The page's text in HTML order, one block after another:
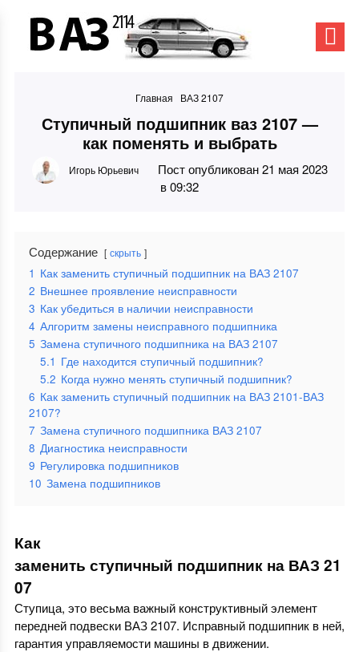
Главная ВАЗ 2107
Ступичный подшипник ваз 2107 —
как поменять и выбрать
Игорь Юрьевич
Пост опубликован 21 мая 2023
в 09:32
Содержание скрыть
1 Как заменить ступичный подшипник на ВАЗ 2107
2 Внешнее проявление неисправности
3 Как убедиться в наличии неисправности
4 Алгоритм замены неисправного подшипника
5 Замена ступичного подшипника на ВАЗ 2107
5.1 Где находится ступичный подшипник?
5.2 Когда нужно менять ступичный подшипник?
6 Как заменить ступичный подшипник на ВАЗ 2101-ВАЗ
2107?
7 Замена ступичного подшипника ВАЗ 2107
8 Диагностика неисправности
9 Регулировка подшипников
10 Замена подшипников
Как
заменить ступичный подшипник на ВАЗ 21
07
Ступица, это весьма важный конструктивный элемент
передней подвески ВАЗ 2107. Исправный подшипник в ней,
гарантия управляемости машины в движении.